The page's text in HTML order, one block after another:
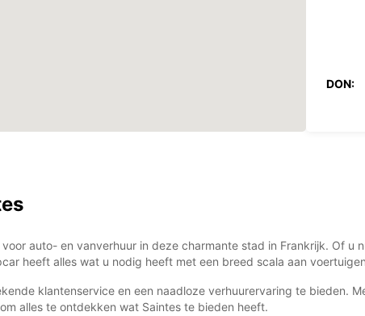
DON:
ZAT:
auto- en vanverhuur in deze charmante stad in Frankrijk. Of u
heeft alles wat u nodig heeft met een breed scala aan
klantenservice en een naadloze verhuurervaring te bieden.
alles te ontdekken wat Saintes te bieden heeft.